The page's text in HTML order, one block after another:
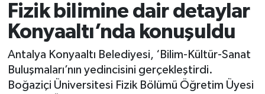
Fizik bilimine dair detaylar
Konyaaltı’nda konuşuldu
Antalya Konyaaltı Belediyesi, ‘Bilim-Kültür-Sanat
Buluşmaları’nın yedincisini gerçekleştirdi.
Boğaziçi Üniversitesi Fizik Bölümü Öğretim Üyesi
Bölge
EĞİTİM
Ekonomi
Antalya Trafik Yoğunluk Haritası
Süper Lig Puan Durumu ve Fikstür
Tüm Manşetler